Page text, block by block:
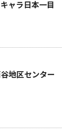
ャラ日本一目
地区センター